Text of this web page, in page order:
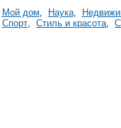
Мой дом, Наука,
Спорт, Стиль и красота,